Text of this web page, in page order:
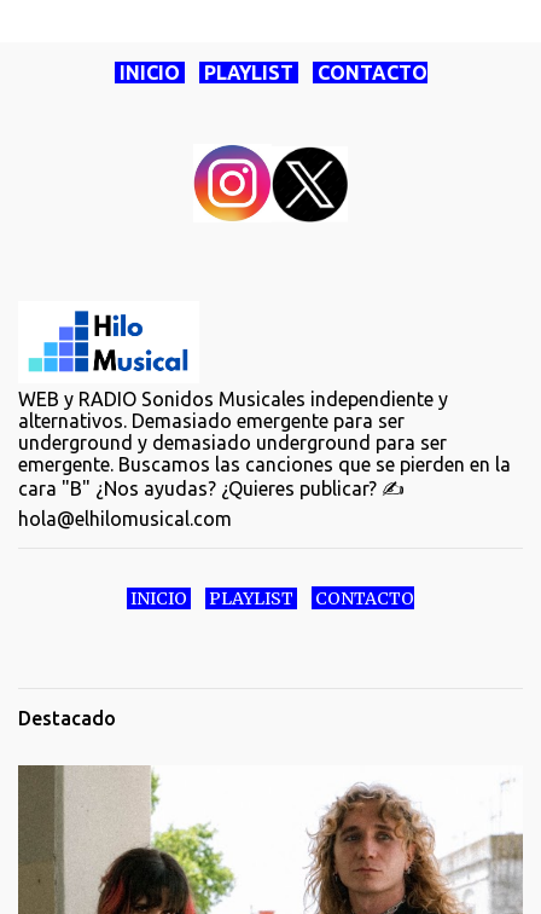
INICIO PLAYLIST CONTACTO
WEB y RADIO Sonidos Musicales independiente y
alternativos. Demasiado emergente para ser
underground y demasiado underground para ser
emergente. Buscamos las canciones que se pierden en la
cara "B" ¿Nos ayudas? ¿Quieres publicar? ✍️
hola@elhilomusical.com
INICIO PLAYLIST CONTACTO
Destacado